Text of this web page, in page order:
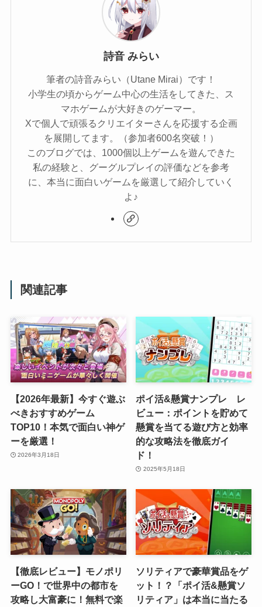
詩音 みらい
筆者の詩音みらい（Utane Mirai）です！
小学生の頃からゲーム中心の生活をしてきた、ス
マホゲームが大好きのゲーマー。
Xで個人で頑張るクリエイターさんを応援する企画
を展開してます。（参加者600名突破！）
このブログでは、1000個以上ゲームを遊んできた
私の経験と、グーグルプレイの評価などを参考
に、本当に面白いゲームを厳選して紹介していく
よ♪
関連記事
【2026年最新】今すぐ遊ぶ
べきおすすめゲーム
TOP10！本気で面白い神ゲ
ーを厳選！
2026年3月18日
ポイ活&懸賞ナンプレ レ
ビュー：ポイントを貯めて
懸賞を当てる遊び方と効率
的な攻略法を徹底ガイ
ド！
2025年5月18日
【徹底レビュー】モノポリ
ーGO！で世界中の都市を
攻略し大富豪に！無料で楽
ソリティアで豪華賞品をゲ
ット！？「ポイ活&懸賞ソ
リティア」は本当に当たる